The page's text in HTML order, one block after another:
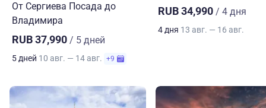
От Сергиева Посада до
Владимира
RUB 37,990 / 5 дней
5 дней 10 авг. — 14 авг. +9
RUB 34,990 / 4 дня
4 дня 13 авг. — 16 авг.